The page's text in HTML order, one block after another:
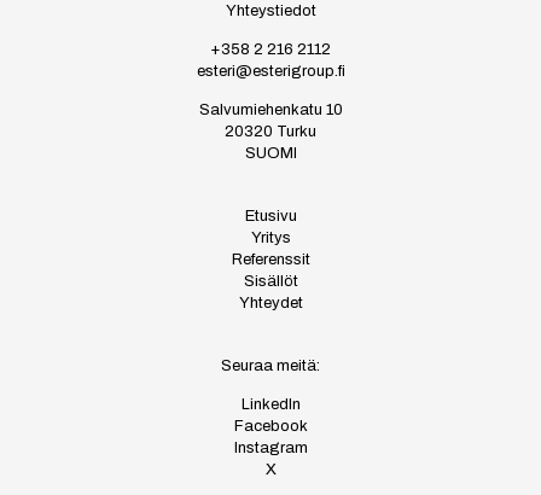
Yhteystiedot
+358 2 216 2112
esteri@esterigroup.fi
Salvumiehenkatu 10
20320 Turku
SUOMI
Etusivu
Yritys
Referenssit
Sisällöt
Yhteydet
Seuraa meitä:
LinkedIn
Facebook
Instagram
X